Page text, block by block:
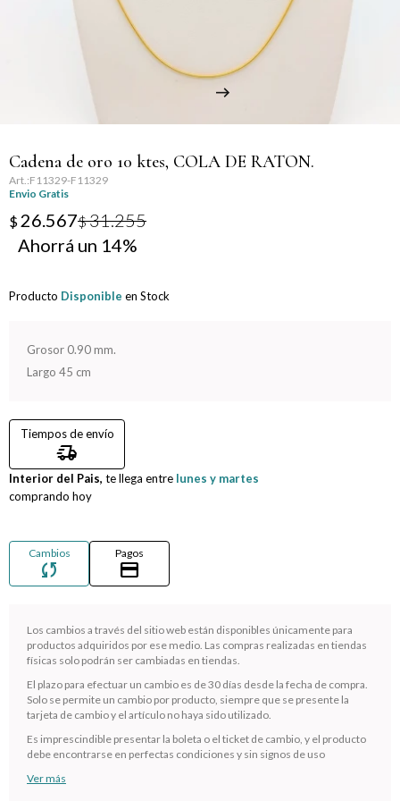
Cadena de oro 10 ktes, COLA DE RATON.
F11329-F11329
Envio Gratis
$ 26.567$31.255
14
Producto Disponible en Stock
Grosor 0.90 mm.
Largo 45 cm
Tiempos de envío
delivery_truck_speed
Interior del Pais, te llega entre lunes y martes
comprando hoy
Cambios
sync
Pagos
credit_card
Los cambios a través del sitio web están disponibles únicamente para
productos adquiridos por ese medio. Las compras realizadas en tiendas
físicas solo podrán ser cambiadas en tiendas.
El plazo para efectuar un cambio es de 30 días desde la fecha de compra.
Solo se permite un cambio por producto, siempre que se presente la
tarjeta de cambio y el artículo no haya sido utilizado.
Es imprescindible presentar la boleta o el ticket de cambio, y el producto
debe encontrarse en perfectas condiciones y sin signos de uso
Ver más
¡Sumate a la forma más ágil de comprar!
Comprá en 3 cuotas sin recargo o hasta en 12
cuotas * ¡Solo con tu cédula!
Día de la Mujer
Día del Abuelo
Día del Amigo
Día del Maestro
Día del Padre
Graduación
Nacimiento
Compromiso
Día del niño